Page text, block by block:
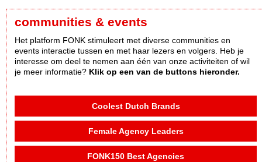
communities & events
Het platform FONK stimuleert met diverse communities en
events interactie tussen en met haar lezers en volgers. Heb je
interesse om deel te nemen aan één van onze activiteiten of wil
je meer informatie? Klik op een van de buttons hieronder.
Coolest Dutch Brands
Female Agency Leaders
FONK150 Best Agencies